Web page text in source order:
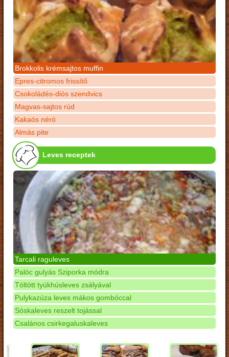
Brokkolis krémsajtos muffin
Epres-citromos frissítő
Csokoládés-diós szendvics
Magvas-sajtos rúd
Kakaós néró
Almás pite
Leves receptek
Tarcali raguleves
Palóc gulyás Sziporka módra
Töltött tyúkhúsleves zsályával
Pulykazúza leves mákos gombóccal
Sóskaleves reszelt tojással
Csalános csirkegaluskaleves